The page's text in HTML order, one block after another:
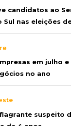
candidatos ao
Sul nas eleições
em julho
no ano
suspeito